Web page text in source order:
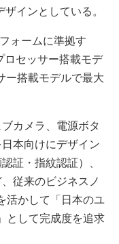
インとしている。
ォームに準拠す
ロセッサー搭載モデ
ー搭載モデルで最大
カメラ、電源ボタ
本向けにデザイン
証・指紋認証）、
従来のビジネスノ
活かして「日本のユ
として完成度を追求